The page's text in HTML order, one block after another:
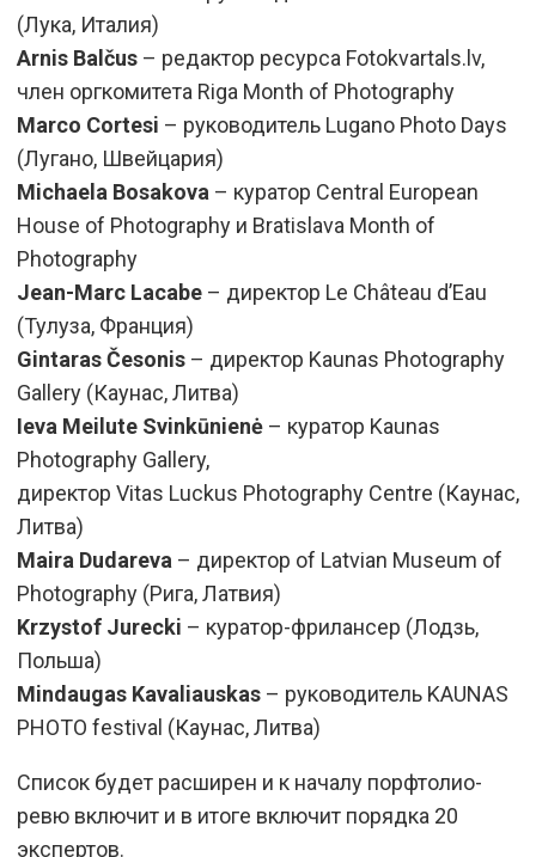
(Лука, Италия)
Arnis Balčus– редактор ресурса Fotokvartals.lv,
член оргкомитета Riga Month of Photography
Marco Cortesi – руководитель Lugano Photo Days
(Лугано, Швейцария)
Michaela Bosakova – куратор Central European
House of Photography и Bratislava Month of
Photography
Jean-Marc Lacabe– директор Le Château d’Eau
(Тулуза, Франция)
Gintaras Česonis – директор Kaunas Photography
Gallery (Каунас, Литва)
Ieva Meilute Svinkūnienė – куратор Kaunas
Photography Gallery,
директор Vitas Luckus Photography Centre (Каунас,
Литва)
Maira Dudareva – директор of Latvian Museum of
Photography (Рига, Латвия)
Krzystof Jurecki – куратор-фрилансер (Лодзь,
Польша)
Mindaugas Kavaliauskas – руководитель KAUNAS
PHOTO festival (Каунас, Литва)
Список будет расширен и к началу порфтолио-
ревю включит и в итоге включит порядка 20
экспертов.